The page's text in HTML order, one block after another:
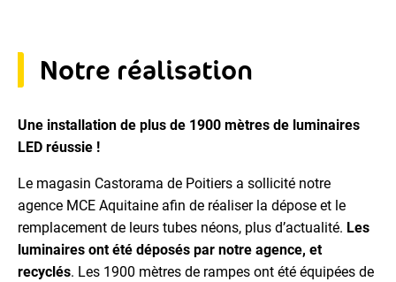
Notre réalisation
Une installation de plus de 1900 mètres de luminaires
LED réussie !
Le magasin Castorama de Poitiers a sollicité notre
agence MCE Aquitaine afin de réaliser la dépose et le
remplacement de leurs tubes néons, plus d’actualité. Les
luminaires ont été déposés par notre agence, et
recyclés. Les 1900 mètres de rampes ont été équipées de